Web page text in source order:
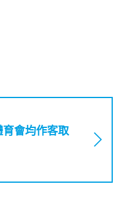
會均作客取